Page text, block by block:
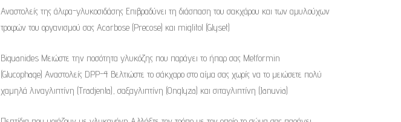
Αναστολείς της άλφα-γλυκοσιδάσης Επιβραδύνει τη διάσπαση του σακχάρου και των αμυλούχων
τροφών του οργανισμού σας Acarbose (Precose) και miglitol (Glyset)
Biguanides Μειώστε την ποσότητα γλυκόζης που παράγει το ήπαρ σας Metformin
(Glucophage) Αναστολείς DPP-4 Βελτιώστε το σάκχαρο στο αίμα σας χωρίς να το μειώσετε πολύ
χαμηλά λιναγλιπτίνη (Tradjenta), σαξαγλιπτίνη (Onglyza) και σιταγλιπτίνη (Januvia)